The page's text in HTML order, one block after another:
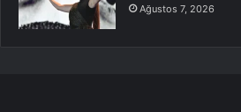
Ağustos 7, 2026